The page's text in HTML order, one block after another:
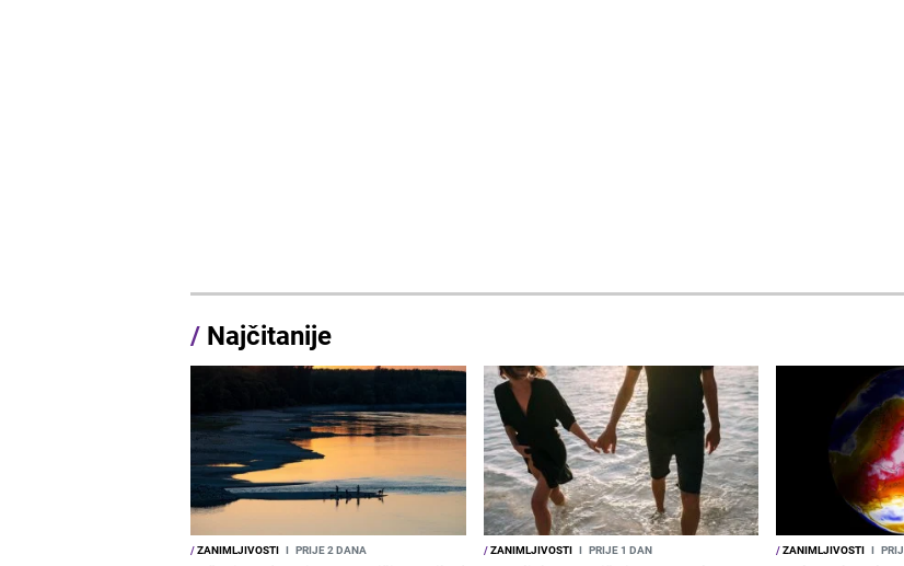
/ Najčitanije
/ZANIMLJIVOSTI I PRIJE 2 DANA /ZANIMLJIVOSTI I PRIJE 1 DAN /ZANIMLJIVOSTI I